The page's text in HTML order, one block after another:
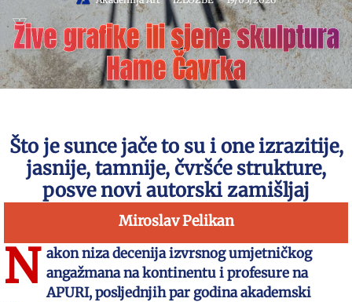
Žive grafike ili sjene skulptura
Hame Čavrka
Što je sunce jače to su i one izrazitije,
jasnije, tamnije, čvršće strukture,
posve novi autorski zamišljaj
Miroslav Pelikan
N akon niza decenija izvrsnog umjetničkog
angažmana na kontinentu i profesure na
APURI, posljednjih par godina akademski